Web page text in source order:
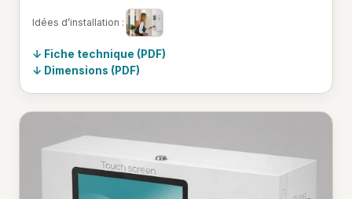
Idées d’installation :
Fiche technique (PDF)
Dimensions (PDF)